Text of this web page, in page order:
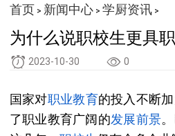
首页 > 新闻中心> 学厨资讯>
为什么说职校生更具
2023-10-30 0
国家对职业教育的投入不断
了职业教育广阔的发展前景